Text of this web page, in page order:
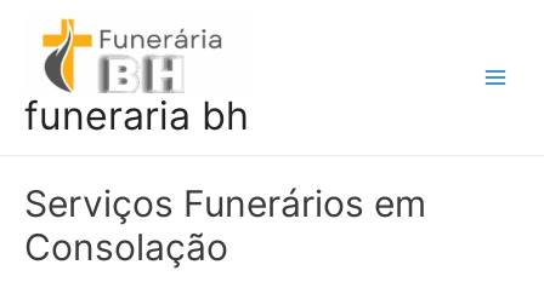
conteúdo
funeraria bh
Serviços Funerários em
Consolação